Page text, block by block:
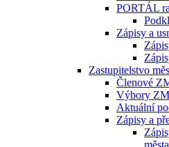
PORTÁL
Zápisy a
Zastupitelstvo
Členové
Výbory ZM
Aktuální
Zápisy a